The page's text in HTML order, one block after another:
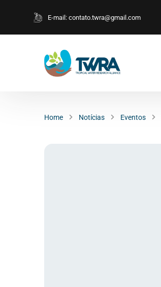
E-mail: contato.twra@gmail.com
Home Notícias Eventos